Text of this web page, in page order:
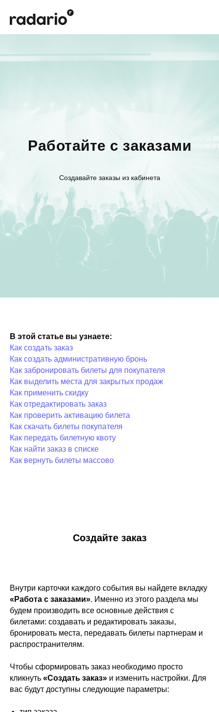
Работайте с заказами
Создавайте заказы из кабинета
В этой статье вы узнаете:
Как создать заказ
Как cоздать административную бронь
Как забронировать билеты для покупателя
Как выделить места для закрытых продаж
Как применить скидку
Как отредактировать заказ
Как проверить активацию билета
Как скачать билеты покупателя
Как передать билетную квоту
Как найти заказ в списке
Как вернуть билеты массово
Создайте заказ
Внутри карточки каждого события вы найдете вкладку
«Работа с заказами». Именно из этого раздела мы
будем производить все основные действия с
билетами: создавать и редактировать заказы,
бронировать места, передавать билеты партнерам и
распространителям.
Чтобы сформировать заказ необходимо просто
кликнуть «Создать заказ» и изменить настройки. Для
вас будут доступны следующие параметры: